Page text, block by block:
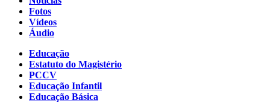
Fotos
Vídeos
Áudio
Educação
Estatuto do Magistério
PCCV
Educação Infantil
Educação Básica